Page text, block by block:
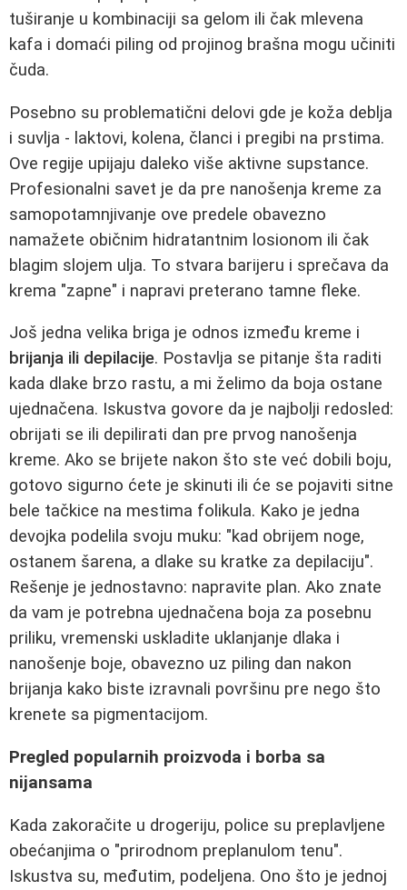
tuširanje u kombinaciji sa gelom ili čak mlevena
kafa i domaći piling od projinog brašna mogu učiniti
čuda.
Posebno su problematični delovi gde je koža deblja
i suvlja - laktovi, kolena, članci i pregibi na prstima.
Ove regije upijaju daleko više aktivne supstance.
Profesionalni savet je da pre nanošenja kreme za
samopotamnjivanje ove predele obavezno
namažete običnim hidratantnim losionom ili čak
blagim slojem ulja. To stvara barijeru i sprečava da
krema "zapne" i napravi preterano tamne fleke.
Još jedna velika briga je odnos između kreme i
brijanja ili depilacije. Postavlja se pitanje šta raditi
kada dlake brzo rastu, a mi želimo da boja ostane
ujednačena. Iskustva govore da je najbolji redosled:
obrijati se ili depilirati dan pre prvog nanošenja
kreme. Ako se brijete nakon što ste već dobili boju,
gotovo sigurno ćete je skinuti ili će se pojaviti sitne
bele tačkice na mestima folikula. Kako je jedna
devojka podelila svoju muku: "kad obrijem noge,
ostanem šarena, a dlake su kratke za depilaciju".
Rešenje je jednostavno: napravite plan. Ako znate
da vam je potrebna ujednačena boja za posebnu
priliku, vremenski uskladite uklanjanje dlaka i
nanošenje boje, obavezno uz piling dan nakon
brijanja kako biste izravnali površinu pre nego što
krenete sa pigmentacijom.
Pregled popularnih proizvoda i borba sa
nijansama
Kada zakoračite u drogeriju, police su preplavljene
obećanjima o "prirodnom preplanulom tenu".
Iskustva su, međutim, podeljena. Ono što je jednoj